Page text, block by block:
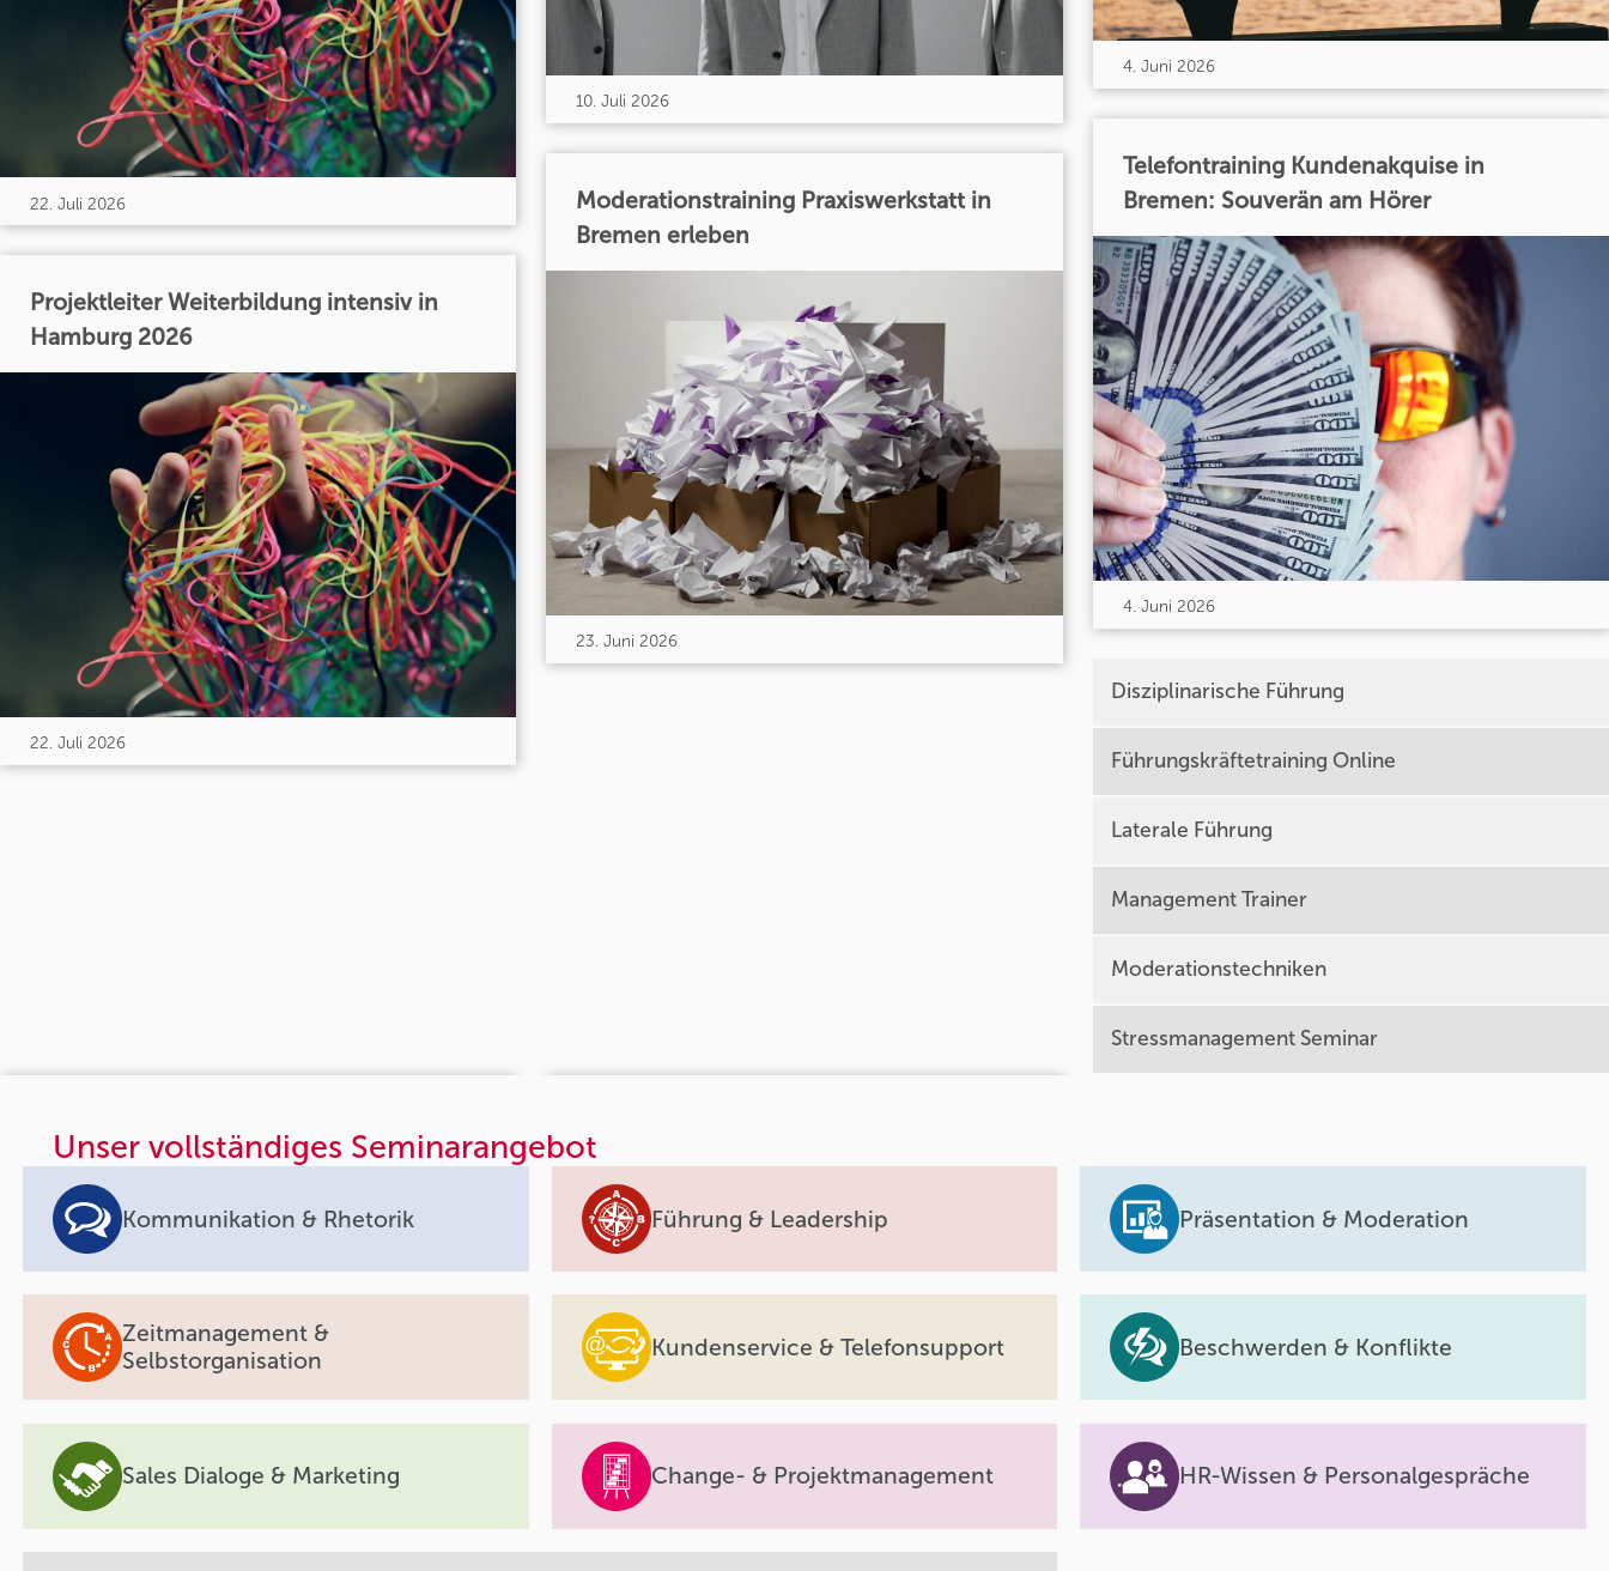
22. Juli 2026
Projektleiter Weiterbildung intensiv in
Hamburg 2026
22. Juli 2026
10. Juli 2026
Moderationstraining Praxiswerkstatt in
Bremen erleben
23. Juni 2026
4. Juni 2026
Telefontraining Kundenakquise in
Bremen: Souverän am Hörer
4. Juni 2026
Disziplinarische Führung
Führungskräftetraining Online
Laterale Führung
Management Trainer
Moderationstechniken
Stressmanagement Seminar
Unser vollständiges Seminarangebot
Kommunikation & Rhetorik Führung & Leadership Präsentation & Moderation
Zeitmanagement &
Selbstorganisation
Kundenservice & Telefonsupport Beschwerden & Konflikte
Sales Dialoge & Marketing Change- & Projektmanagement HR-Wissen & Personalgespräche